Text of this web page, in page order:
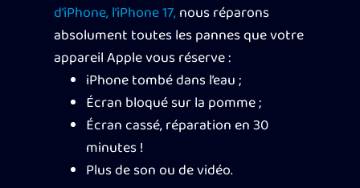
d’iPhone, l’iPhone 17, nous réparons
absolument toutes les pannes que votre
appareil Apple vous réserve :
iPhone tombé dans l’eau ;
Écran bloqué sur la pomme ;
Écran cassé, réparation en 30
minutes !
Plus de son ou de vidéo.